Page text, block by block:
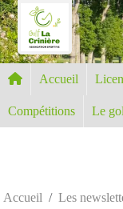
Accueil
Compétitions Le
Accueil Les
Panneau de gestion des